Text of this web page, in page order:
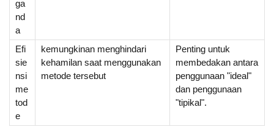
ga
nd
a
Efi
sie
nsi
me
tod
e
kemungkinan menghindari
kehamilan saat menggunakan
metode tersebut
Penting untuk
membedakan antara
penggunaan "ideal"
dan penggunaan
"tipikal".